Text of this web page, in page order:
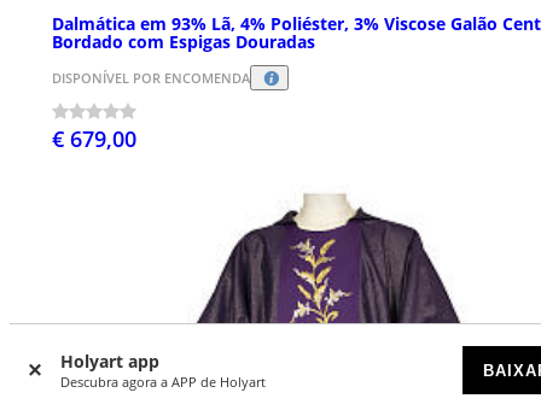
Holyart app
Descubra agora a APP de Holyart
Dalmática em 93% Lã, 4% Poliéster, 3% Viscose Galão
Bordado com Espigas Douradas
DISPONÍVEL POR ENCOMENDA
€ 679,00